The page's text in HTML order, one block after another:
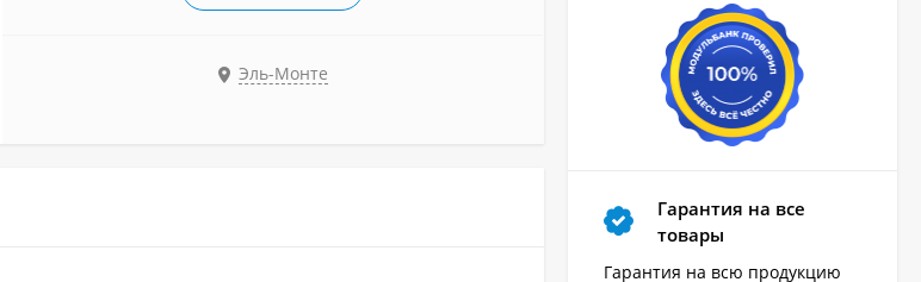
Эль-Монте
Гарантия на все
товары
Гарантия на всю продукцию